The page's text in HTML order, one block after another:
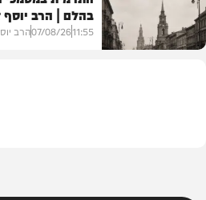
דעות
בהלם | הרב יוסף
11:55
07/08/26הרב